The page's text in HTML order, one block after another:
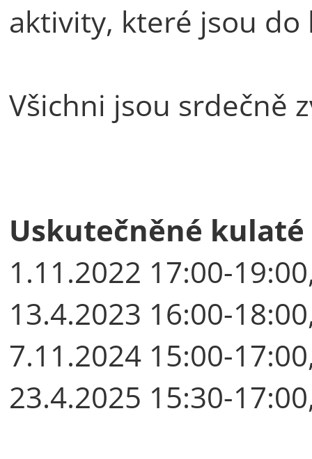
aktivity, které jsou
Všichni jsou srdečně
Uskutečněné
1.11.2022 17:00-
13.4.2023 16:00-
7.11.2024 15:00-
23.4.2025 15:30-